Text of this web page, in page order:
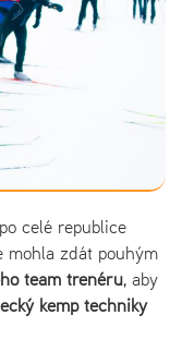
celé republice
mohla zdát pouhým
team trenéru, aby
kemp techniky